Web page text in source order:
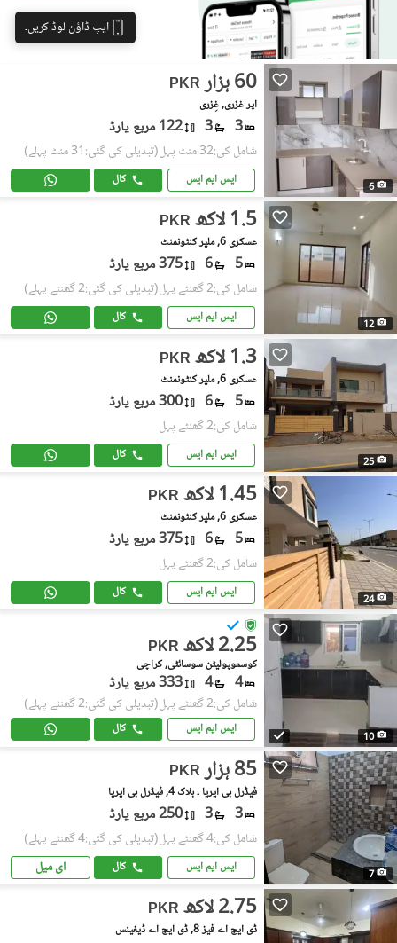
ایپ ڈاؤن لوڈ کریں۔
6
PKR 60 ہزار
اَپر غزری, غِزری
3
3 122 مربع یارڈ
شامل کی:32 منٹ پہل (تبدیلی کی گئی:31 منٹ پہلے)
ایس ایم ایس کال
12
PKR 1.5 لاکھ
عسکری 6, ملیر کنٹونمنٹ
5
6 375 مربع یارڈ
شامل کی:2 گھنٹے پہل (تبدیلی کی گئی:2 گھنٹے پہلے)
ایس ایم ایس کال
25
PKR 1.3 لاکھ
عسکری 6, ملیر کنٹونمنٹ
5
6 300 مربع یارڈ
شامل کی:2 گھنٹے پہل
ایس ایم ایس کال
24
PKR 1.45 لاکھ
عسکری 6, ملیر کنٹونمنٹ
5
6 375 مربع یارڈ
شامل کی:2 گھنٹے پہل
ایس ایم ایس کال
10
PKR 2.25 لاکھ
کوسموپولیٹن سوسائٹی, کراچی
4
4 333 مربع یارڈ
شامل کی:2 گھنٹے پہل (تبدیلی کی گئی:2 گھنٹے پہلے)
ایس ایم ایس کال
7
PKR 85 ہزار
فیڈرل بی ایریا ۔ بلاک 4, فیڈرل بی ایریا
3
3 250 مربع یارڈ
شامل کی:4 گھنٹے پہل (تبدیلی کی گئی:4 گھنٹے پہلے)
ایس ایم ایس کال ای میل
PKR 2.75 لاکھ
ڈی ایچ اے فیز 8, ڈی ایچ اے ڈیفینس